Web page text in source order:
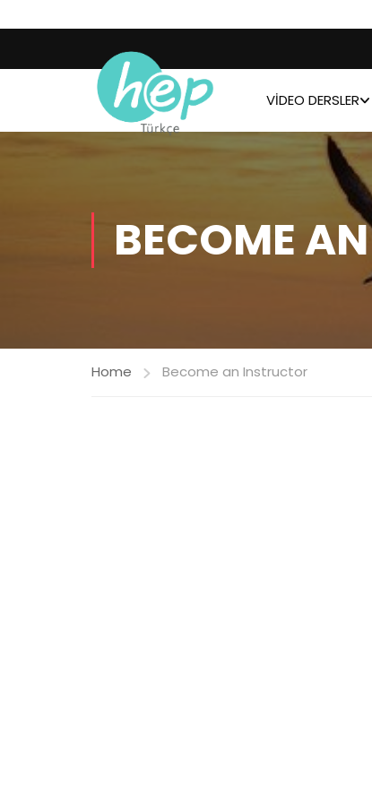
VIDEO DERSLER
BECOME
Home Become an Instructor